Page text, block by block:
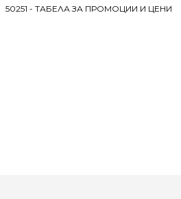
50251 - ТАБЕЛА ЗА ПРОМОЦИИ И ЦЕНИ